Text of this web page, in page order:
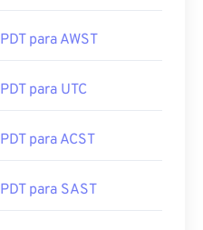
PDT para AWST
PDT para UTC
PDT para ACST
PDT para SAST